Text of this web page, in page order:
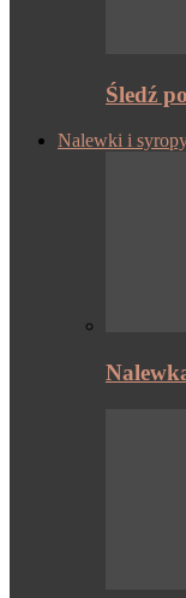
Śledź
Nalewki i